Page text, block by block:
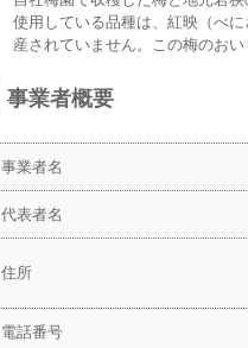
使用している品種は、紅映（べ
産されていません。この梅のお
事業者概要
事業者名
代表者名
住所
電話番号